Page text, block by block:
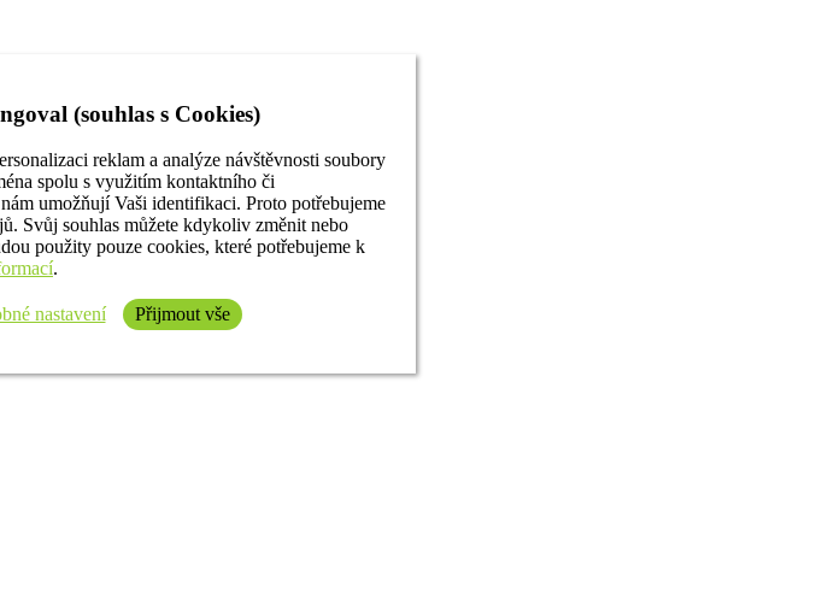
(souhlas s Cookies)
reklam a analýze návštěvnosti soubory
spolu s využitím kontaktního či
umožňují Vaši identifikaci. Proto potřebujeme
Svůj souhlas můžete kdykoliv změnit nebo
použity pouze cookies, které potřebujeme k
.
nastavení Přijmout vše